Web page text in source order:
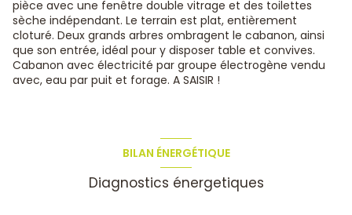
pièce avec une fenêtre double vitrage et des toilettes
sèche indépendant. Le terrain est plat, entièrement
cloturé. Deux grands arbres ombragent le cabanon, ainsi
que son entrée, idéal pour y disposer table et convives.
Cabanon avec électricité par groupe électrogène vendu
avec, eau par puit et forage. A SAISIR !
BILAN ÉNERGÉTIQUE
Diagnostics énergetiques